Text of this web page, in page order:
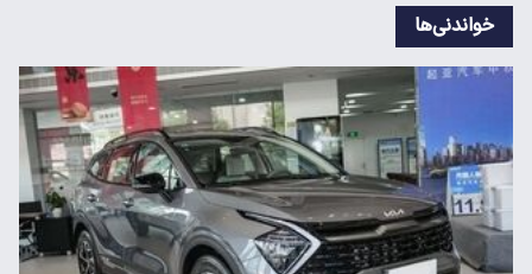
خواندنی‌ها